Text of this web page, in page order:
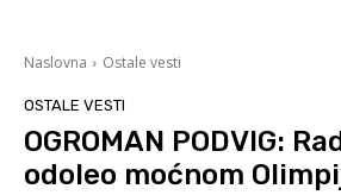
Naslovna Ostale vesti
OSTALE VESTI
OGROMAN PODVIG:
odoleo moćnom